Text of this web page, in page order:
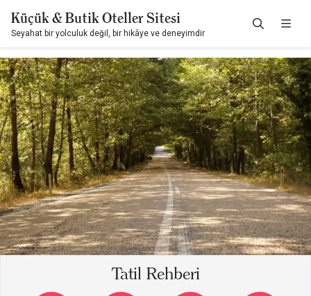
Küçük & Butik Oteller Sitesi
Seyahat bir yolculuk değil, bir hikâye ve deneyimdir
Tatil Rehberi